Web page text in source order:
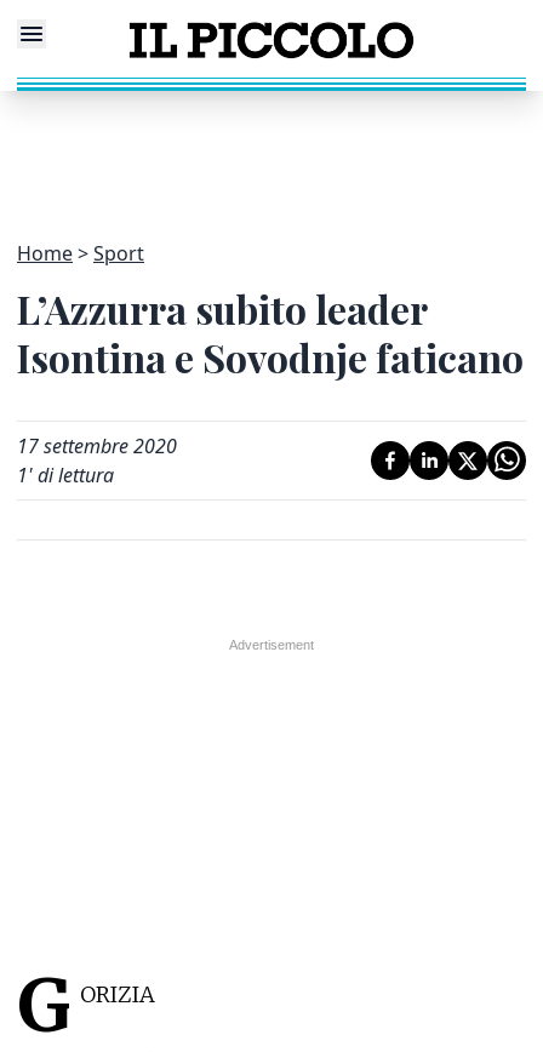
Home Sport
L’Azzurra subito leader
Isontina e Sovodnje faticano
17 settembre 2020
1' di lettura
G ORIZIA